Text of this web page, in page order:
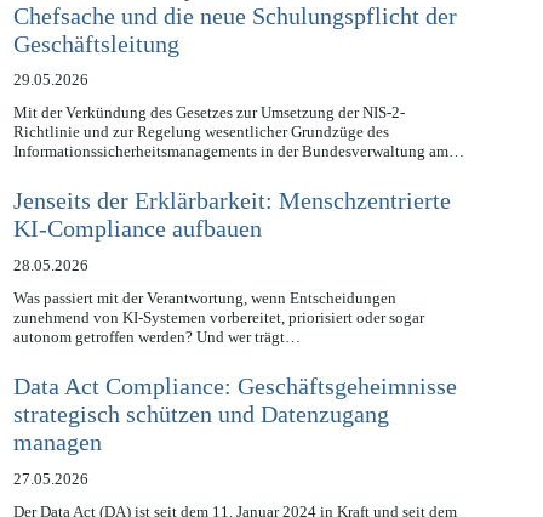
NIS2UmsuCG: Cybersicherheit als
Chefsache und die neue Schulungspflicht der
Geschäftsleitung
29.05.2026
Mit der Verkündung des Gesetzes zur Umsetzung der NIS-2-
Richtlinie und zur Regelung wesentlicher Grundzüge des
Jenseits der Erklärbarkeit: Menschzentrierte
KI-Compliance aufbauen
28.05.2026
Was passiert mit der Verantwortung, wenn Entscheidungen
zunehmend von KI-Systemen vorbereitet, priorisiert oder sogar
Data Act Compliance: Geschäftsgeheimnisse
strategisch schützen und Datenzugang
managen
27.05.2026